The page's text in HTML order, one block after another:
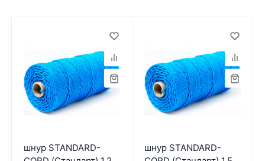
шнур STANDARD-
шнур STANDARD-